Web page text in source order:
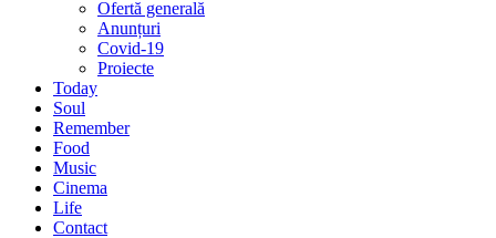
Ofertă generală
Anunțuri
Covid-19
Proiecte
Today
Soul
Remember
Food
Music
Cinema
Life
Contact